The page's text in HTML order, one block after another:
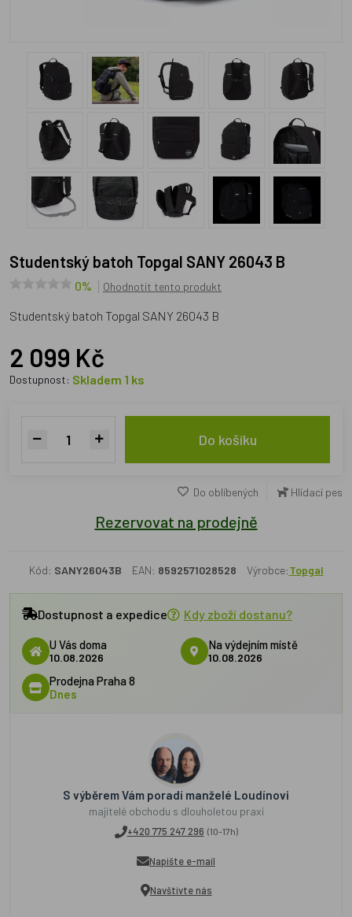
Studentský batoh Topgal SANY 26043 B
0% Ohodnotit tento produkt
Studentský batoh Topgal SANY 26043 B
2 099 Kč
Dostupnost: Skladem 1 ks
Do košíku
Do oblíbených Hlídací pes
Rezervovat na prodejně
Kód: SANY26043B EAN: 8592571028528 Výrobce:Topgal
Dostupnost a expedice Kdy zboží dostanu?
U Vás doma
10.08.2026
Na výdejním místě
10.08.2026
Prodejna Praha 8
Dnes
S výběrem Vám poradí manželé Loudínovi
majitelé obchodu s dlouholetou praxí
+420 775 247 296 (10-17h)
Napište e-mail
Navštivte nás